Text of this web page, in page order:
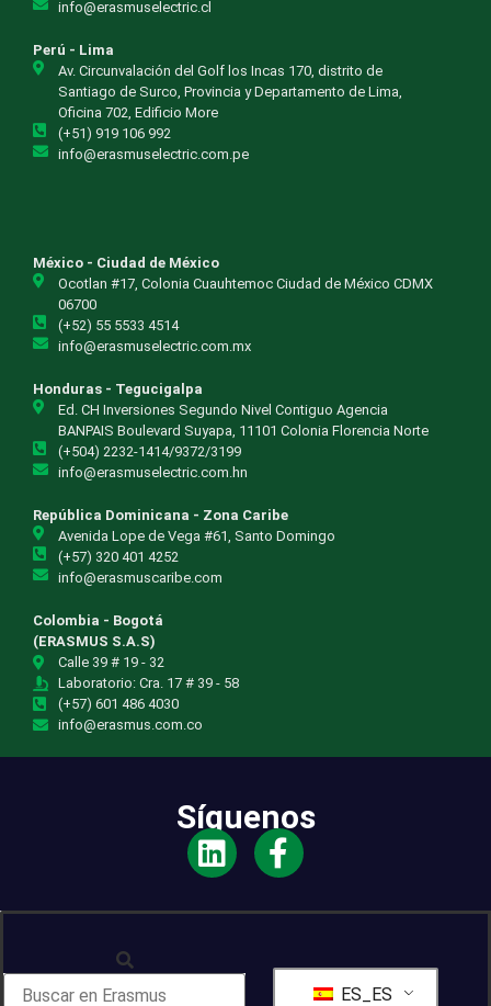
info@erasmuselectric.cl
Perú - Lima
Av. Circunvalación del Golf los Incas 170, distrito de
Santiago de Surco, Provincia y Departamento de Lima,
Oficina 702, Edificio More
(+51) 919 106 992
info@erasmuselectric.com.pe
México - Ciudad de México
Ocotlan #17, Colonia Cuauhtemoc Ciudad de México CDMX
06700
(+52) 55 5533 4514
info@erasmuselectric.com.mx
Honduras - Tegucigalpa
Ed. CH Inversiones Segundo Nivel Contiguo Agencia
BANPAIS Boulevard Suyapa, 11101 Colonia Florencia Norte
(+504) 2232-1414/9372/3199
info@erasmuselectric.com.hn
República Dominicana - Zona Caribe
Avenida Lope de Vega #61, Santo Domingo
(+57) 320 401 4252
info@erasmuscaribe.com
Colombia - Bogotá
(ERASMUS S.A.S)
Calle 39 # 19 - 32
Laboratorio: Cra. 17 # 39 - 58
(+57) 601 486 4030
info@erasmus.com.co
Síguenos
ES_ES